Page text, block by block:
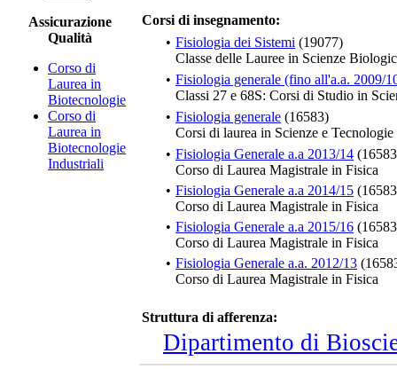
Assicurazione
Qualità
Corso di
Laurea in
Biotecnologie
Corso di
Laurea in
Biotecnologie
Industriali
Corsi di insegnamento:
• Fisiologia dei Sistemi (19077)
Classe delle Lauree in Scienze
• Fisiologia generale (fino all'a.a. 2009/
Classi 27 e 68S: Corsi di Studio in
• Fisiologia generale (16583)
Corsi di laurea in Scienze e
• Fisiologia Generale a.a 2013/14
Corso di Laurea Magistrale in Fisica
• Fisiologia Generale a.a 2014/15
Corso di Laurea Magistrale in Fisica
• Fisiologia Generale a.a 2015/16
Corso di Laurea Magistrale in Fisica
• Fisiologia Generale a.a. 2012/13
Corso di Laurea Magistrale in Fisica
Struttura di afferenza:
Dipartimento di